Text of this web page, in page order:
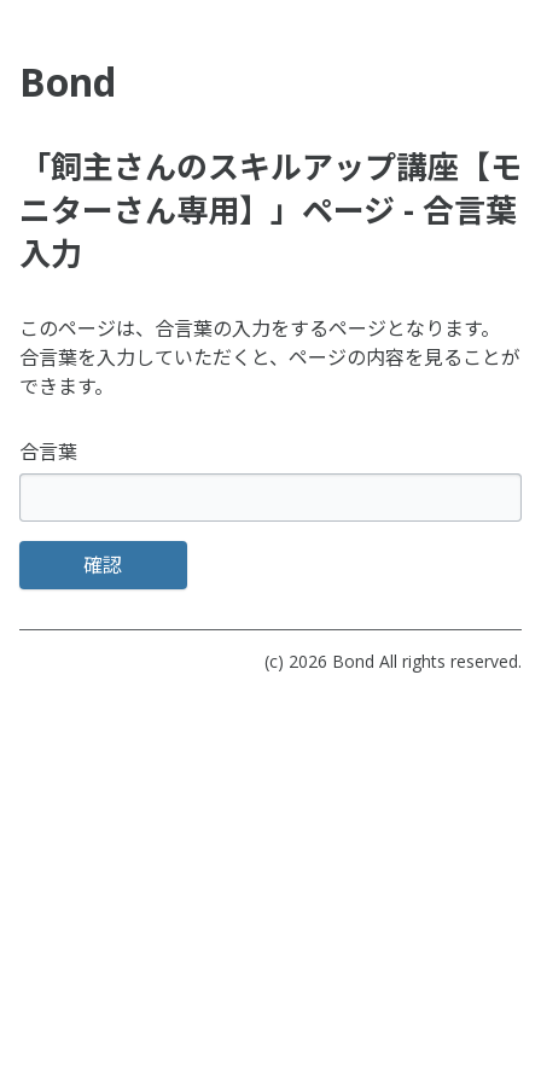
Bond
「飼主さんのスキルアップ講座【モ
ニターさん専用】」ページ - 合言葉
入力
このページは、合言葉の入力をするページとなります。
合言葉を入力していただくと、ページの内容を見ることが
できます。
合言葉
確認
(c) 2026 Bond All rights reserved.